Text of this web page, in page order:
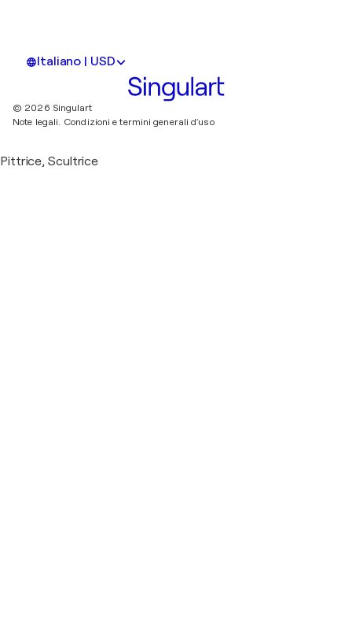
Italiano | USD
© 2026 Singulart
Note legali. Condizioni e termini generali d'uso
Pittrice, Scultrice